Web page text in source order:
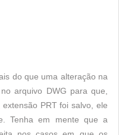
do que uma alteração na
arquivo DWG para que,
PRT foi salvo, ele
Tenha em mente que a